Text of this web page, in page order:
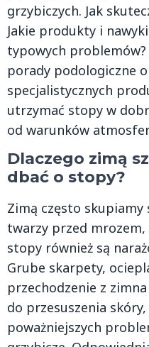
grzybiczych. Jak
Jakie produkty i
typowych
porady podologiczne
specjalistycznych
utrzymać stopy w
od warunków
Dlaczego zimą
dbać o stopy?
Zimą często skupiamy
twarzy przed mrozem,
stopy również są
Grube skarpety,
przechodzenie z
do przesuszenia
poważniejszych